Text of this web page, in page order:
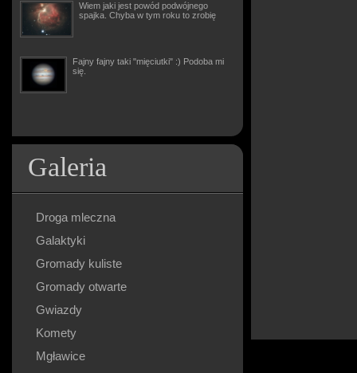
Wiem jaki jest powód podwójnego
spajka. Chyba w tym roku to zrobię
Fajny fajny taki "mięciutki" :) Podoba mi
się.
Galeria
Droga mleczna
Galaktyki
Gromady kuliste
Gromady otwarte
Gwiazdy
Komety
Mgławice